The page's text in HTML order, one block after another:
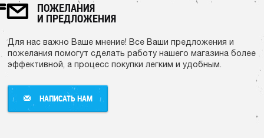
ПОЖЕЛАНИЯ
И ПРЕДЛОЖЕНИЯ
Для нас важно Ваше мнение! Все Ваши предложения и
пожелания помогут сделать работу нашего магазина более
эффективной, а процесс покупки легким и удобным.
НАПИСАТЬ НАМ